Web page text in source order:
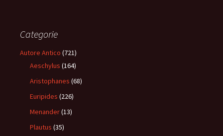
Categorie
Autore Antico (721)
Aeschylus (164)
Aristophanes (68)
Euripides (226)
Menander(13)
Plautus (35)